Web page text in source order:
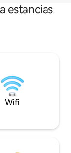
estancias
Wifi